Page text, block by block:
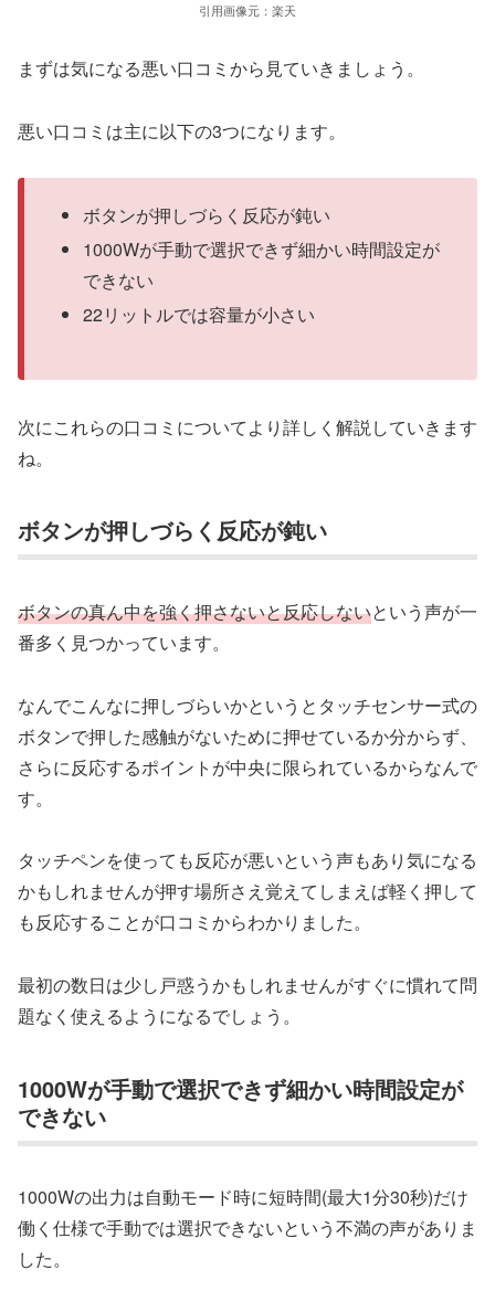
引用画像元：楽天
まずは気になる悪い口コミから見ていきましょう。
悪い口コミは主に以下の3つになります。
ボタンが押しづらく反応が鈍い
1000Wが手動で選択できず細かい時間設定が
できない
22リットルでは容量が小さい
次にこれらの口コミについてより詳しく解説していきます
ね。
ボタンが押しづらく反応が鈍い
ボタンの真ん中を強く押さないと反応しないという声が一
番多く見つかっています。
なんでこんなに押しづらいかというとタッチセンサー式の
ボタンで押した感触がないために押せているか分からず、
さらに反応するポイントが中央に限られているからなんで
す。
タッチペンを使っても反応が悪いという声もあり気になる
かもしれませんが押す場所さえ覚えてしまえば軽く押して
も反応することが口コミからわかりました。
最初の数日は少し戸惑うかもしれませんがすぐに慣れて問
題なく使えるようになるでしょう。
1000Wが手動で選択できず細かい時間設定が
できない
1000Wの出力は自動モード時に短時間(最大1分30秒)だけ
働く仕様で手動では選択できないという不満の声がありま
した。